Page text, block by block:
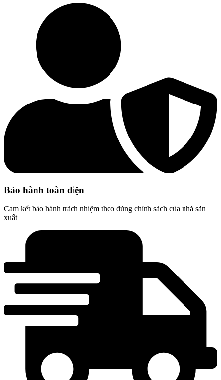
Bảo hành toàn diện
Cam kết bảo hành trách nhiệm theo đúng chính sách của nhà sản
xuất